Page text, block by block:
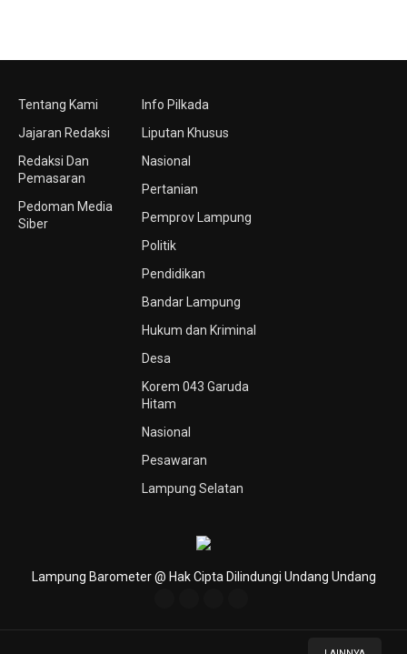
Tentang Kami
Jajaran Redaksi
Redaksi Dan
Pemasaran
Pedoman Media
Siber
Info Pilkada
Liputan Khusus
Nasional
Pertanian
Pemprov Lampung
Politik
Pendidikan
Bandar Lampung
Hukum dan Kriminal
Desa
Korem 043 Garuda
Hitam
Nasional
Pesawaran
Lampung Selatan
Lampung Barometer @ Hak Cipta Dilindungi Undang Undang